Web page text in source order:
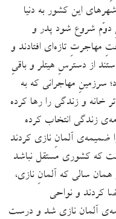
این کشور به دنیا
دوّم شروع شود پدر و
مهاجرتِ تازه‌ای افتادند و
از دسترسِ هیتلر و باقیِ
سرزمینِ مهاجرانی که به
و زندگی را رها کرده
زندگی انتخاب کرده
آلمانِ نازی کردند
که کشوری مستقل نباشد
سالی که آلمانِ نازی،
امضا کردند و نواحی
آلمانِ نازی شد و درست